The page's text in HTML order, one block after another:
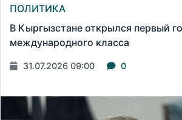
ПОЛИТИКА
В Кыргызстане открылся первый
международного класса
31.07.2026 09:00 0